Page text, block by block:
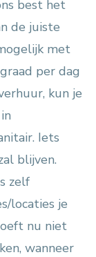
best het
de juiste
met
per dag
kun je
Iets
blijven.
zelf
locaties je
nu niet
wanneer